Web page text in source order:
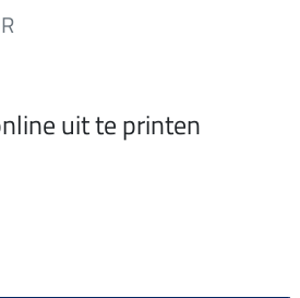
uit te printen